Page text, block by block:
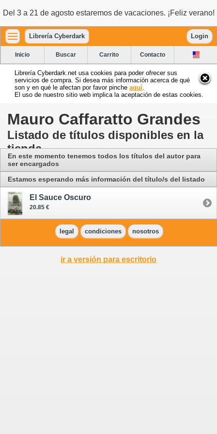
Del 3 a 21 de agosto estaremos de vacaciones. ¡Feliz verano!
Librería Cyberdark Login
Inicio Buscar Carrito Contacto
Librería Cyberdark.net usa cookies para poder ofrecer sus
servicios de compra. Si desea más información acerca de qué
son y en qué le afectan por favor pinche aquí
El uso de nuestro sitio web implica la aceptación de estas cookies.
Mauro Caffaratto Grandes
Listado de títulos disponibles en la
tienda
En este momento tenemos todos los títulos del autor para
ser encargados
Estamos esperando más información del título/s del listado
El Sauce Oscuro
20.85 €
legal condiciones nosotros
ir a versión para escritorio